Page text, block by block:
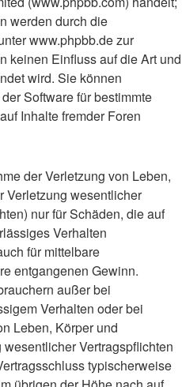
werden durch die
www.phpbb.de zur
keinen Einfluss auf die Art und
wird. Sie können
Software für bestimmte
Inhalte fremder Foren
der Verletzung von Leben,
Verletzung wesentlicher
nur für Schäden, die auf
Verhalten
für mittelbare
entgangenen Gewinn.
außer bei
Verhalten oder bei
Leben, Körper und
Vertragspflichten
typischerweise